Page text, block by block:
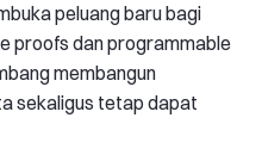
peluang baru bagi
proofs dan programmable
membangun
sekaligus tetap dapat